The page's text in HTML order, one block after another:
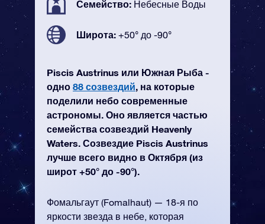
Семейство: Небесные Воды
Широта: +50° до -90°
Piscis Austrinus или Южная Рыба -
одно 88 созвездий, на которые
поделили небо современные
астрономы. Оно является частью
семейства созвездий Heavenly
Waters. Созвездие Piscis Austrinus
лучше всего видно в Октября (из
широт +50° до -90°).
Фомальгаут (Fomalhaut) — 18-я по
яркости звезда в небе, которая